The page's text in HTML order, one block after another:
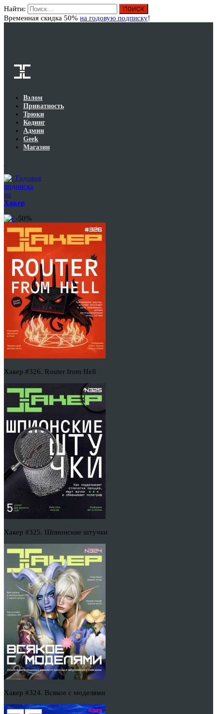
Найти:
Временная скидка 50% на годовую подписку!
Взлом
Приватность
Трюки
Кодинг
Админ
Geek
Магазин
Годовая
подписка
на
Хакер
-50%
Хакер #326. Router from Hell
Хакер #325. Шпионские штучки
Хакер #324. Всякое с моделями